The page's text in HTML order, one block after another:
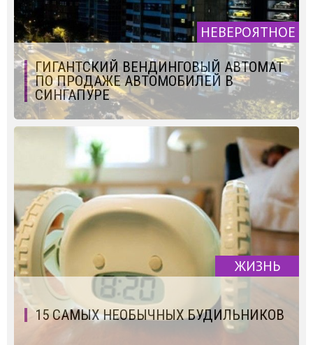
НЕВЕРОЯТНОЕ
ГИГАНТСКИЙ ВЕНДИНГОВЫЙ АВТОМАТ
ПО ПРОДАЖЕ АВТОМОБИЛЕЙ В
СИНГАПУРЕ
ЖИЗНЬ
15 САМЫХ НЕОБЫЧНЫХ БУДИЛЬНИКОВ